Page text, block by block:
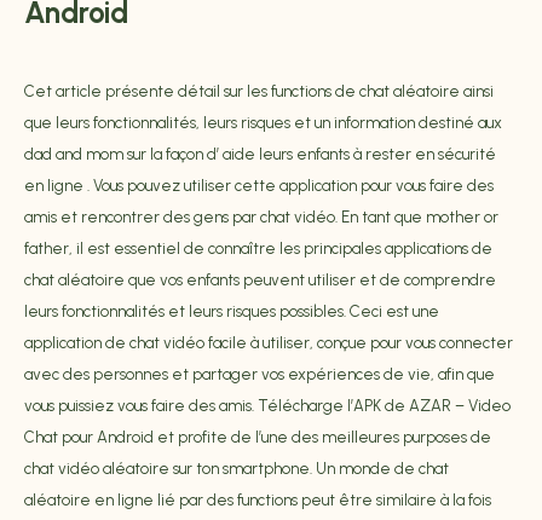
Android
Cet article présente détail sur les functions de chat aléatoire ainsi
que leurs fonctionnalités, leurs risques et un information destiné aux
dad and mom sur la façon d’ aide leurs enfants à rester en sécurité
en ligne . Vous pouvez utiliser cette application pour vous faire des
amis et rencontrer des gens par chat vidéo. En tant que mother or
father, il est essentiel de connaître les principales applications de
chat aléatoire que vos enfants peuvent utiliser et de comprendre
leurs fonctionnalités et leurs risques possibles. Ceci est une
application de chat vidéo facile à utiliser, conçue pour vous connecter
avec des personnes et partager vos expériences de vie, afin que
vous puissiez vous faire des amis. Télécharge l’APK de AZAR – Video
Chat pour Android et profite de l’une des meilleures purposes de
chat vidéo aléatoire sur ton smartphone. Un monde de chat
aléatoire en ligne lié par des functions peut être similaire à la fois